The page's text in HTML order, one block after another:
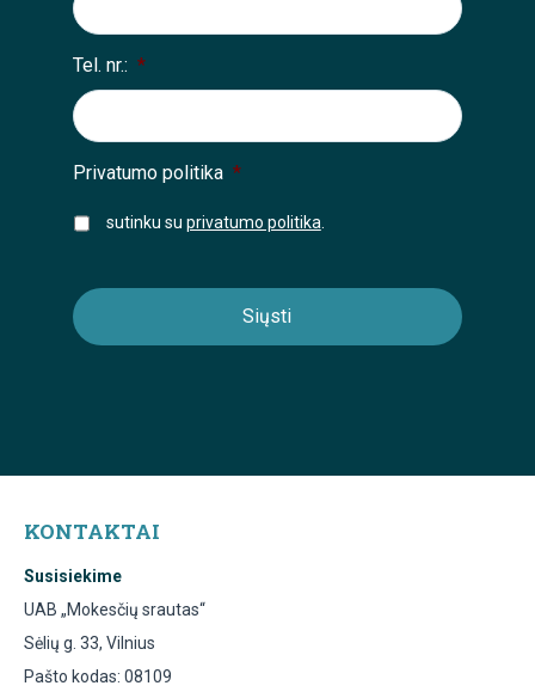
Tel. nr.: *
Privatumo politika *
sutinku su privatumo politika
KONTAKTAI
Susisiekime
UAB „Mokesčių srautas“
Sėlių g. 33, Vilnius
Pašto kodas: 08109